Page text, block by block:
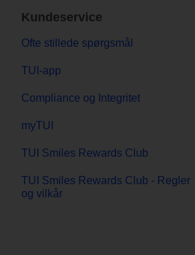
Kundeservice
Ofte stillede spørgsmål
TUI-app
Compliance og Integritet
myTUI
TUI Smiles Rewards Club
TUI Smiles Rewards Club - Regler
og vilkår